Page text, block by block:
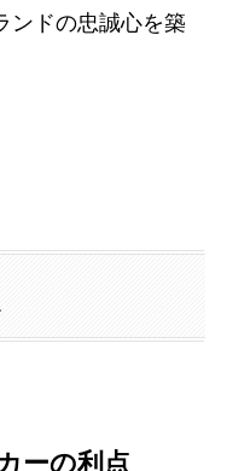
ンドの忠誠心を築
ーの利点